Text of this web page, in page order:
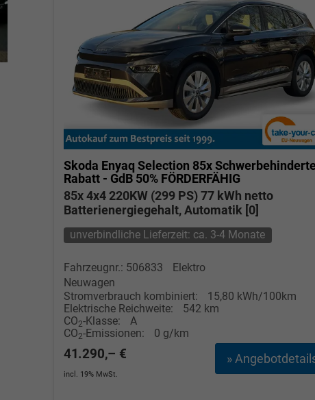
Skoda Enyaq Selection 85x
Rabatt - GdB 50% FÖRDERFÄHIG
85x 4x4 220KW (299 PS) 77 kWh netto
Batterienergiegehalt, Automatik [0]
unverbindliche Lieferzeit: ca. 3-4 Monate
Fahrzeugnr.: 506833
Elektro
Neuwagen
Stromverbrauch kombiniert:
15,80 kWh/100km
Elektrische Reichweite:
542 km
CO2-Klasse:
A
CO2-Emissionen: 0 g/km
»
41.290,– €
incl. 19% MwSt.